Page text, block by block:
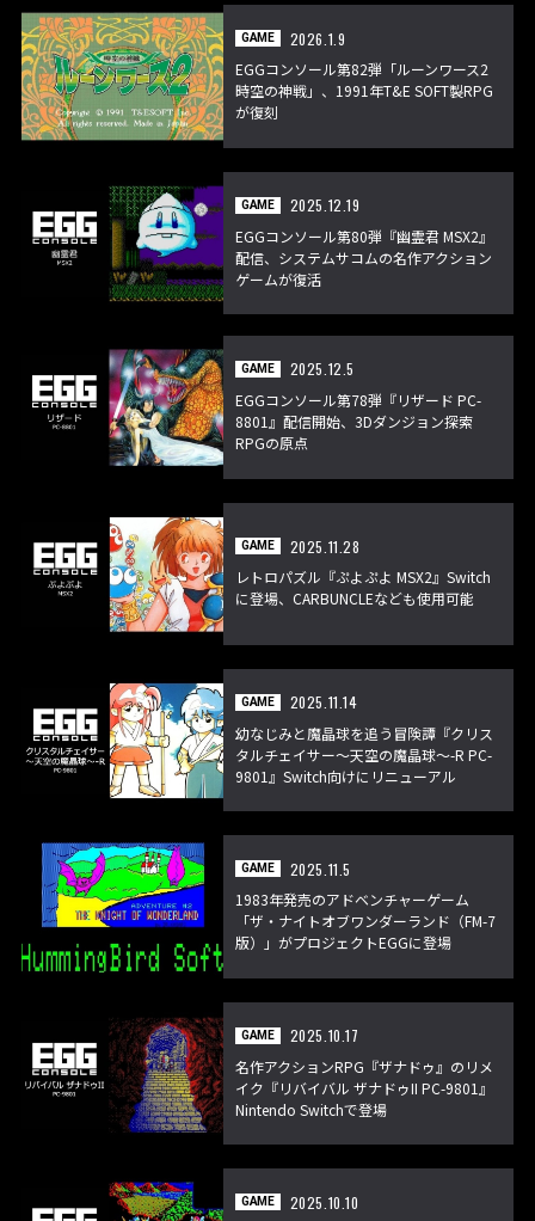
GAME
2026.1.9
EGGコンソール第82弾「ルーンワース2
時空の神戦」、1991年T&E SOFT製RPG
が復刻
GAME
2025.12.19
EGGコンソール第80弾『幽霊君 MSX2』
配信、システムサコムの名作アクション
ゲームが復活
GAME
2025.12.5
EGGコンソール第78弾『リザード PC-
8801』配信開始、3Dダンジョン探索
RPGの原点
GAME
2025.11.28
レトロパズル『ぷよぷよ MSX2』Switch
に登場、CARBUNCLEなども使用可能
GAME
2025.11.14
幼なじみと魔晶球を追う冒険譚『クリス
タルチェイサー～天空の魔晶球～-R PC-
9801』Switch向けにリニューアル
GAME
2025.11.5
1983年発売のアドベンチャーゲーム
「ザ・ナイトオブワンダーランド（FM-7
版）」がプロジェクトEGGに登場
GAME
2025.10.17
名作アクションRPG『ザナドゥ』のリメ
イク『リバイバル ザナドゥII PC-9801』
Nintendo Switchで登場
GAME
2025.10.10